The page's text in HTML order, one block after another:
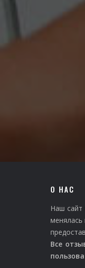
О НАС
Наш сайт
менялась
Все